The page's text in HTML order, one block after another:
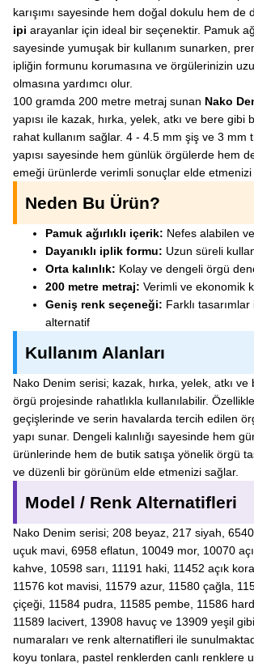
karışımı sayesinde hem doğal dokulu hem de
ipi arayanlar için ideal bir seçenektir. Pamuk
sayesinde yumuşak bir kullanım sunarken,
ipliğin formunu korumasına ve örgülerinizin
olmasına yardımcı olur.
100 gramda 200 metre metraj sunan Nako
yapısı ile kazak, hırka, yelek, atkı ve bere gibi
rahat kullanım sağlar. 4 - 4.5 mm şiş ve 3 mm
yapısı sayesinde hem günlük örgülerde hem
emeği ürünlerde verimli sonuçlar elde etmenizi
Neden Bu Ürün?
Pamuk ağırlıklı içerik: Nefes alabilen
Dayanıklı iplik formu: Uzun süreli
Orta kalınlık: Kolay ve dengeli örgü
200 metre metraj: Verimli ve ekonomik
Geniş renk seçeneği: Farklı
alternatif
Kullanım Alanları
Nako Denim serisi; kazak, hırka, yelek, atkı
örgü projesinde rahatlıkla kullanılabilir.
geçişlerinde ve serin havalarda tercih edilen
yapı sunar. Dengeli kalınlığı sayesinde hem
ürünlerinde hem de butik satışa yönelik örgü
ve düzenli bir görünüm elde etmenizi sağlar.
Model / Renk Alternatifleri
Nako Denim serisi; 208 beyaz, 217 siyah,
uçuk mavi, 6958 eflatun, 10049 mor, 10070
kahve, 10598 sarı, 11191 haki, 11452 açık
11576 kot mavisi, 11579 azur, 11580 çağla,
çiçeği, 11584 pudra, 11585 pembe, 11586
11589 lacivert, 13908 havuç ve 13909 yeşil
numaraları ve renk alternatifleri ile
koyu tonlara, pastel renklerden canlı renklere